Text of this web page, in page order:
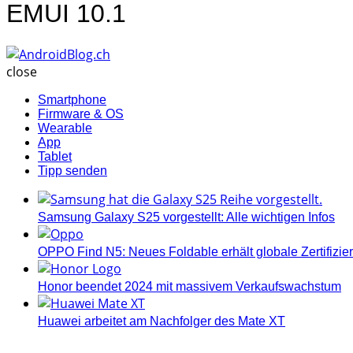
EMUI 10.1
close
Smartphone
Firmware & OS
Wearable
App
Tablet
Tipp senden
Samsung Galaxy S25 vorgestellt: Alle wichtigen Infos
OPPO Find N5: Neues Foldable erhält globale
Honor beendet 2024 mit massivem Verkaufswachstum
Huawei arbeitet am Nachfolger des Mate XT